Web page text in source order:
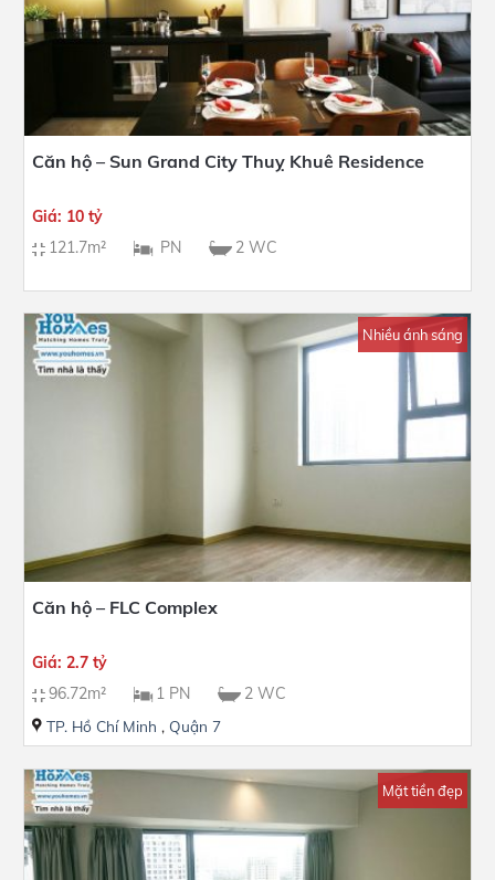
Căn hộ – Sun Grand City Thuỵ Khuê Residence
Giá: 10 tỷ
121.7m²
PN 2 WC
Nhiều ánh sáng
Căn hộ – FLC Complex
Giá: 2.7 tỷ
96.72m²
1 PN 2 WC
TP. Hồ Chí Minh , Quận 7
Mặt tiền đẹp